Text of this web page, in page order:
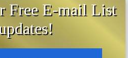
Free E-mail List